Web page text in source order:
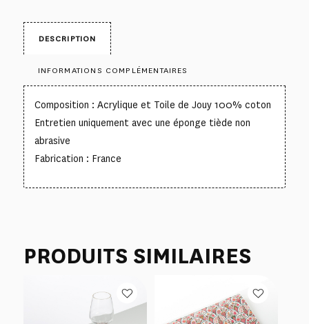
DESCRIPTION
INFORMATIONS COMPLÉMENTAIRES
Composition : Acrylique et Toile de Jouy 100% coton
Entretien uniquement avec une éponge tiède non
abrasive
Fabrication : France
PRODUITS SIMILAIRES